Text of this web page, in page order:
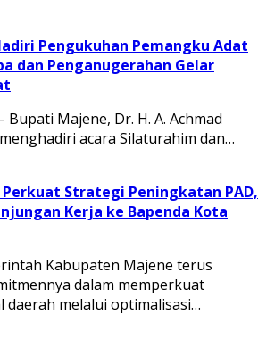
Pengukuhan Pemangku Adat
dan Penganugerahan Gelar
Bupati Majene, Dr. H. A. Achmad
menghadiri acara Silaturahim dan…
Strategi Peningkatan PAD,
Kerja ke Bapenda Kota
Kabupaten Majene terus
dalam memperkuat
daerah melalui optimalisasi…